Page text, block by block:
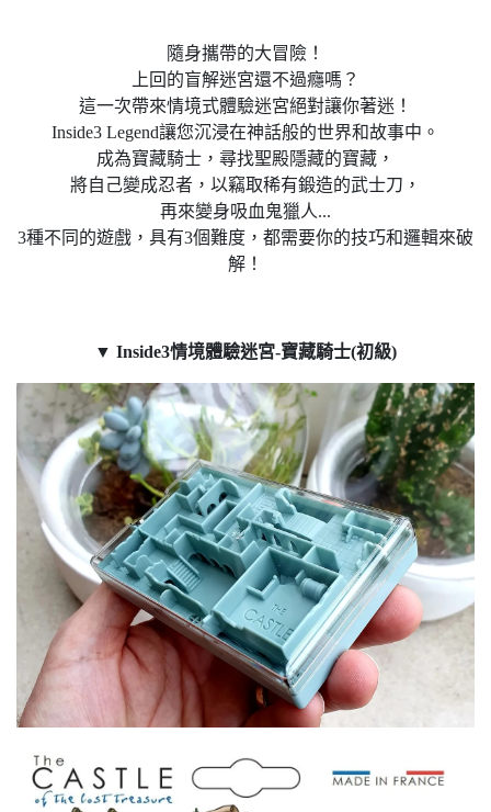
隨身攜帶的大冒險！
上回的盲解迷宮還不過癮嗎？
這一次帶來情境式體驗迷宮絕對讓你著迷！
Inside3 Legend讓您沉浸在神話般的世界和故事中。
成為寶藏騎士，尋找聖殿隱藏的寶藏，
將自己變成忍者，以竊取稀有鍛造的武士刀，
再來變身吸血鬼獵人...
3種不同的遊戲，具有3個難度，都需要你的技巧和邏輯來破
解！
▼ Inside3情境體驗迷宮-寶藏騎士(初級)